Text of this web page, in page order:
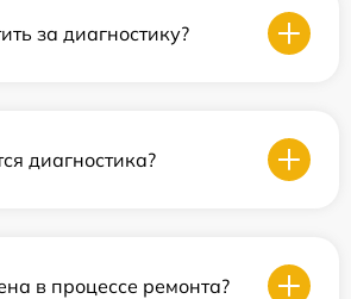
за диагностику?
диагностика?
в процессе ремонта?